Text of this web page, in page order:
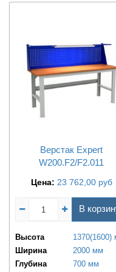
Верстак Expert
W200.F2/F2.011
Цена: 23 762,00 руб
В
Высота
1370(1600)
Ширина
2000 мм
Глубина
700 мм